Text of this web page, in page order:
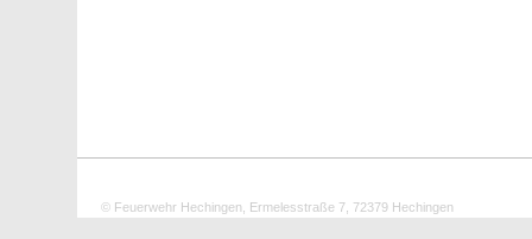
© Feuerwehr Hechingen, Ermelesstraße 7, 72379 Hechingen